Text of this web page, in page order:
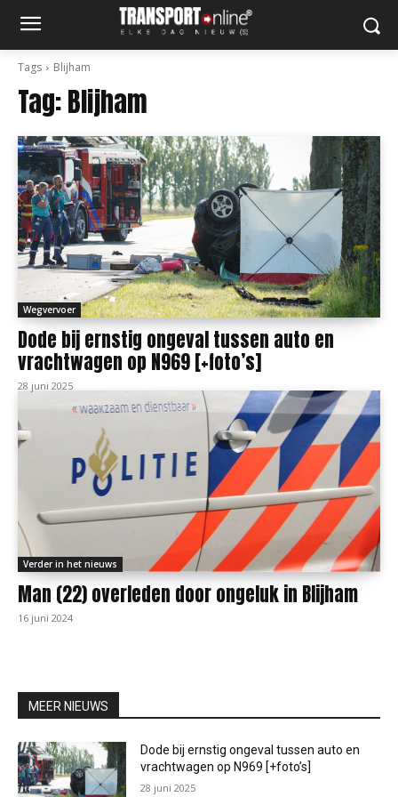
Tags Blijham
Tag:Blijham
Wegvervoer
Dode bij ernstig ongeval tussen auto en
vrachtwagen op N969 [+foto’s]
28 juni 2025
Verder in het nieuws
Man (22) overleden door ongeluk in Blijham
16 juni 2024
MEER NIEUWS
Dode bij ernstig ongeval tussen auto en
vrachtwagen op N969 [+foto’s]
28 juni 2025